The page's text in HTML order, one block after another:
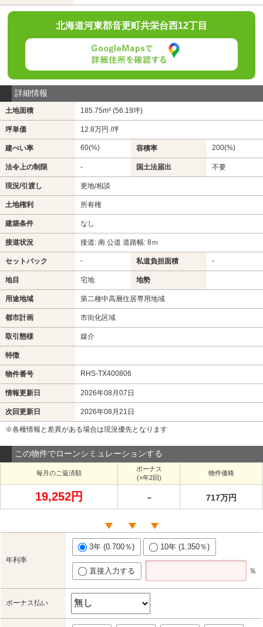
北海道河東郡音更町共栄台西12丁目
詳細情報
土地面積 185.75m² (56.19坪)
坪単価 12.8万円 /坪
建ぺい率 60(%) 容積率 200(%)
法令上の制限 - 国土法届出 不要
現況/引渡し 更地/相談
土地権利 所有権
建築条件 なし
接道状況 接道: 南 公道 道路幅: 8ｍ
セットバック - 私道負担面積 -
地目 宅地 地勢
用途地域 第二種中高層住居専用地域
都市計画 市街化区域
取引態様 媒介
特徴
物件番号 RHS-TX400806
情報更新日 2026年08月07日
次回更新日 2026年08月21日
※各種情報と差異がある場合は現況優先となります
この物件でローンシミュレーションする
毎月のご返済額
ボーナス
(×年2回)
物件価格
19,252円 － 717万円
年利率
3年 (0.700％) 10年 (1.350％)
直接入力する ％
ボーナス払い